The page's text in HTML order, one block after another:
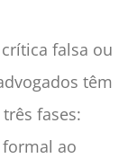
falsa ou
têm
fases:
ao